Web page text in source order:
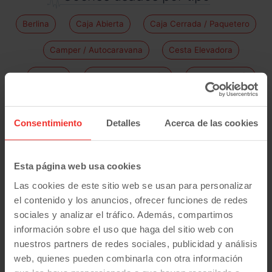
Consentimiento Detalles Acerca de las cookies
Esta página web usa cookies
Las cookies de este sitio web se usan para personalizar
el contenido y los anuncios, ofrecer funciones de redes
sociales y analizar el tráfico. Además, compartimos
información sobre el uso que haga del sitio web con
nuestros partners de redes sociales, publicidad y análisis
web, quienes pueden combinarla con otra información
Berlina Caja Abierta Caja Cerrada / Paquetero
Camper / Autocaravana Cesta Elevadora
Familiar Furgoneta / Furgón Isotermo / Frío
Todo-Terreno / Suv Utilitario
Gnc Gasolina Automático
Manual 7 Plazas
¿Necesitasfinanciar tu coche?
En Carmotive nos ofrecemos a financiar tu coche en el
caso de que lo necesites. Que pagar tu vehículo no